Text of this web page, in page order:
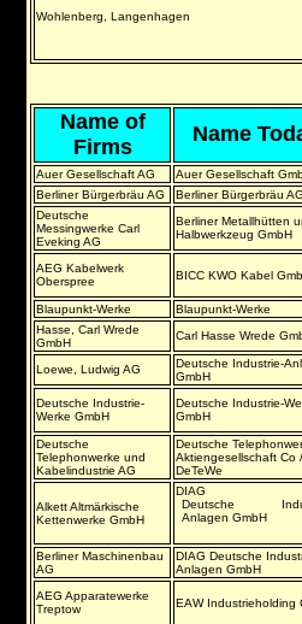
Wohlenberg, Langenhagen
Name of
Firms
Name
Auer Gesellschaft AG Auer Gesellschaft
Berliner Bürgerbräu AG
Berliner Bürgerbräu AG
Deutsche
Messingwerke Carl
Eveking AG
Berliner Metallhütten
Halbwerkzeug GmbH
AEG Kabelwerk
Oberspree
BICC KWO Kabel
Blaupunkt-Werke Blaupunkt-Werke
Hasse, Carl Wrede
GmbH
Carl Hasse Wrede
Loewe, Ludwig AG
Deutsche Industrie-
GmbH
Deutsche Industrie-
Werke GmbH
Deutsche Industrie-
GmbH
Deutsche
Telephonwerke und
Kabelindustrie AG
Deutsche
Aktiengesellschaft Co /
DeTeWe
Alkett Altmärkische
Kettenwerke GmbH
DIAG
Deutsche
Anlagen GmbH
Berliner Maschinenbau
AG
DIAG Deutsche
Anlagen GmbH
AEG Apparatewerke
Treptow
EAW Industrieholding